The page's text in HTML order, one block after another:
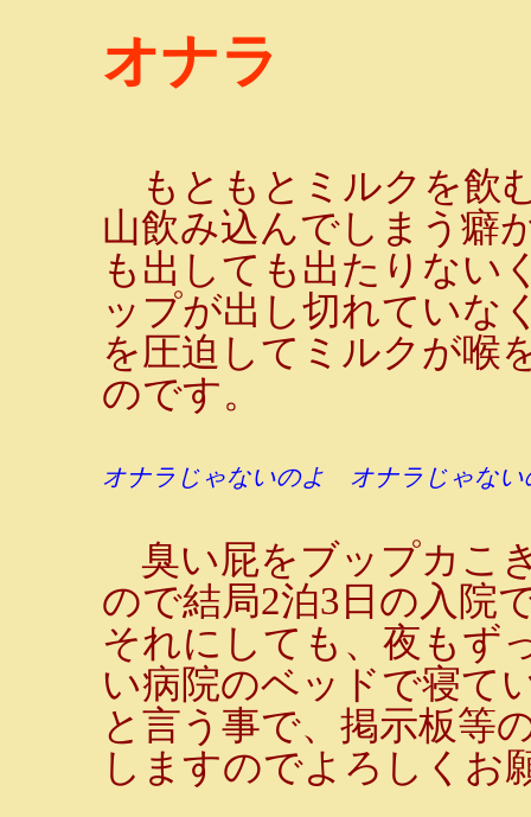
オナラ
もともとミルクを飲
山飲み込んでしまう癖
も出しても出たりない
ップが出し切れていな
を圧迫してミルクが喉
のです。
オナラじゃないのよ オナラじゃな
臭い屁をブップカこ
ので結局2泊3日の入院
それにしても、夜もず
い病院のベッドで寝て
と言う事で、掲示板等
しますのでよろしくお